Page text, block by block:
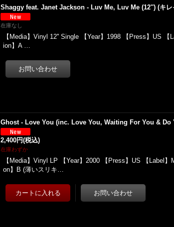
Shaggy feat. Janet Jackson - Luv Me, Luv Me (12'') (キレ
在庫なし
【Media】Vinyl 12'' Single 【Year】1998 【Press】US
ion】A …
Ghost - Love You (inc. Love You, Waiting For You & Do
2,400円(税込)
在庫わずか
【Media】Vinyl LP 【Year】2000 【Press】US 【Label
on】B (薄いスリキ…